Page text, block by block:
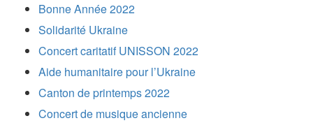
Bonne Année 2022
Solidarité Ukraine
Concert caritatif UNISSON 2022
Aide humanitaire pour l’Ukraine
Canton de printemps 2022
Concert de musique ancienne